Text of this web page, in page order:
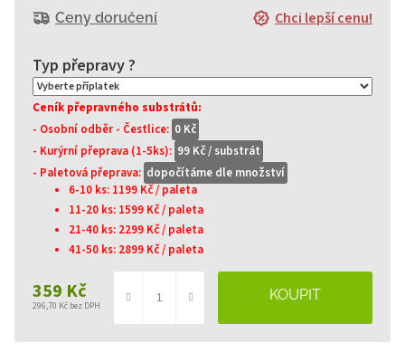
359 Kč
296,70 Kč bez DPH
cena:
Ceny doručení Chci lepší cenu!
Ceník přepravného substrátů:
- Osobní odběr - Čestlice: 0 Kč
- Kurýrní přeprava (1-5ks): 99 Kč / substrát
- Paletová přeprava: dopočítáme dle množství
6-10 ks: 1199 Kč / paleta
11-20 ks: 1599 Kč / paleta
21-40 ks: 2299 Kč / paleta
41-50 ks: 2899 Kč / paleta